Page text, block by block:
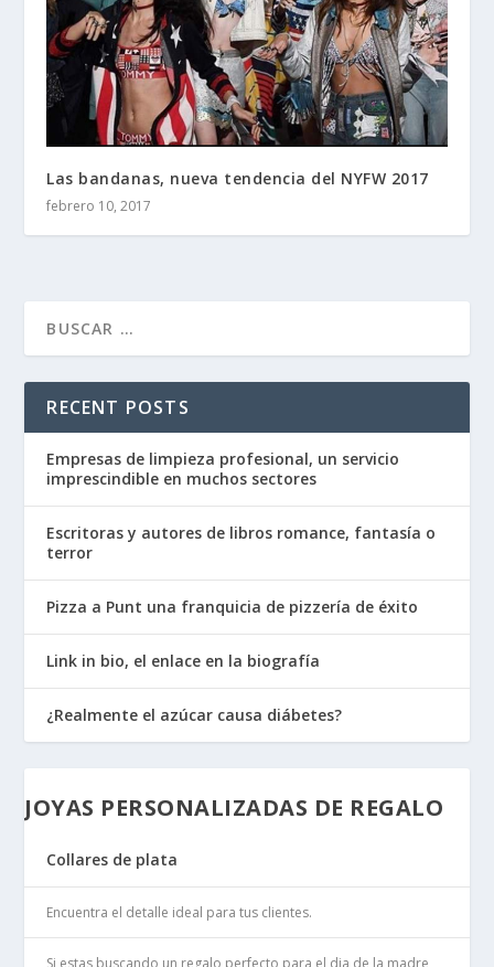
Las bandanas, nueva tendencia del NYFW 2017
febrero 10, 2017
RECENT POSTS
Empresas de limpieza profesional, un servicio
imprescindible en muchos sectores
Escritoras y autores de libros romance, fantasía o
terror
Pizza a Punt una franquicia de pizzería de éxito
Link in bio, el enlace en la biografía
¿Realmente el azúcar causa diábetes?
JOYAS PERSONALIZADAS DE REGALO
Collares de plata
Encuentra el detalle ideal para tus clientes.
Si estas buscando un regalo perfecto para el dia de la madre